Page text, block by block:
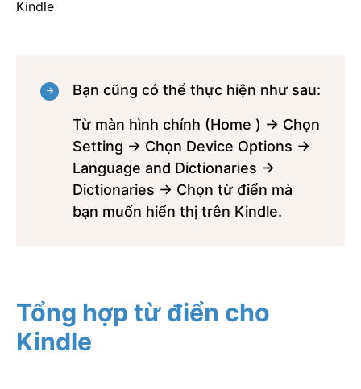
Bạn cũng có thể thực hiện như sau:
Từ màn hình chính (Home ) → Chọn
Setting → Chọn Device Options →
Language and Dictionaries →
Dictionaries → Chọn từ điển mà
bạn muốn hiển thị trên Kindle.
Tổng hợp từ điển cho
Kindle